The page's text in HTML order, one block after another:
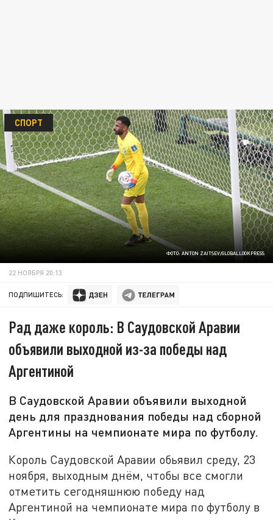
ФОТО: ANTON ZAITSEV/GLOBALLOOKPRESS
СПОРТ
22 НОЯБРЯ 20:13
ПОДПИШИТЕСЬ:
Рад даже король: В Саудовской Аравии
объявили выходной из-за победы над
Аргентиной
В Саудовской Аравии объявили выходной
день для празднования победы над сборной
Аргентины на чемпионате мира по футболу.
Король Саудовской Аравии обьявил среду, 23
ноября, выходным днём, чтобы все смогли
отметить сегодняшнюю победу над
Аргентиной на чемпионате мира по футболу в